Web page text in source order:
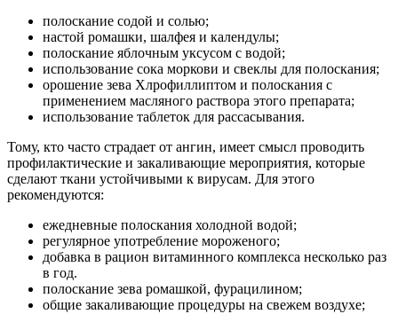
полоскание содой и солью;
настой ромашки, шалфея и календулы;
полоскание яблочным уксусом с водой;
использование сока моркови и свеклы для полоскания;
орошение зева Хлрофиллиптом и полоскания с
применением масляного раствора этого препарата;
использование таблеток для рассасывания.
Тому, кто часто страдает от ангин, имеет смысл проводить
профилактические и закаливающие мероприятия, которые
сделают ткани устойчивыми к вирусам. Для этого
рекомендуются:
ежедневные полоскания холодной водой;
регулярное употребление мороженого;
добавка в рацион витаминного комплекса несколько раз
в год.
полоскание зева ромашкой, фурацилином;
общие закаливающие процедуры на свежем воздухе;